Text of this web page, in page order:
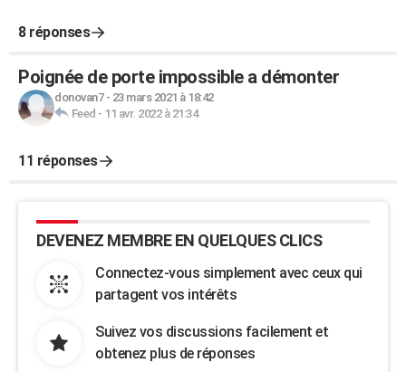
8 réponses
Poignée de porte impossible a démonter
donovan7- 23 mars 2021 à 18:42
Feed - 11 avr. 2022 à 21:34
11 réponses
DEVENEZ MEMBRE EN QUELQUES CLICS
Connectez-vous simplement avec ceux qui
partagent vos intérêts
Suivez vos discussions facilement et
obtenez plus de réponses